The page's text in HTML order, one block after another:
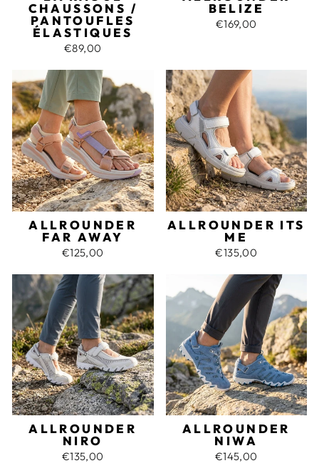
CHAUSSONS /
PANTOUFLES
ÉLASTIQUES
€89,00
BELIZE
€169,00
ALLROUNDER
FAR AWAY
€125,00
ALLROUNDER ITS
ME
€135,00
ALLROUNDER
NIRO
€135,00
ALLROUNDER
NIWA
€145,00